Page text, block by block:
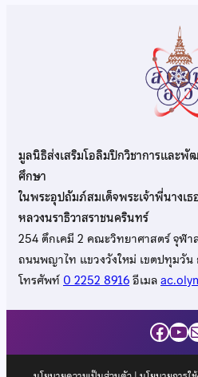
มูลนิธิส่งเสริมโอลิมปิกวิชาการและพั
ศึกษา
ในพระอุปถัมภ์สมเด็จพระเจ้าพี่นางเ
หลวงนราธิวาสราชนครินทร์
254 ตึกเคมี 2 คณะวิทยาศาสตร์ จุฬ
ถนนพญาไท แขวงวังใหม่ เขตปทุมวัน
โทรศัพท์0 2252 8916อีเมล